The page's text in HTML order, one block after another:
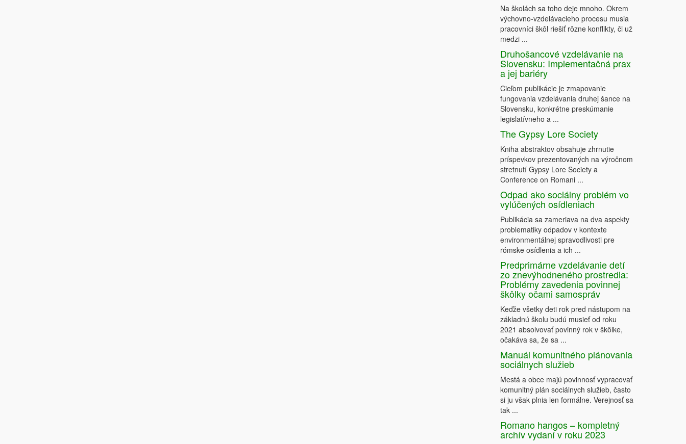
Na školách sa toho deje mnoho. Okrem
výchovno-vzdelávacieho procesu musia
pracovníci škôl riešiť rôzne konflikty, či už
medzi ...
Druhošancové vzdelávanie na
Slovensku: Implementačná prax
a jej bariéry
Cieľom publikácie je zmapovanie
fungovania vzdelávania druhej šance na
Slovensku, konkrétne preskúmanie
legislatívneho a ...
The Gypsy Lore Society
Kniha abstraktov obsahuje zhrnutie
príspevkov prezentovaných na výročnom
stretnutí Gypsy Lore Society a
Conference on Romani ...
Odpad ako sociálny problém vo
vylúčených osídleniach
Publikácia sa zameriava na dva aspekty
problematiky odpadov v kontexte
environmentálnej spravodlivosti pre
rómske osídlenia a ich ...
Predprimárne vzdelávanie detí
zo znevýhodneného prostredia:
Problémy zavedenia povinnej
škôlky očami samospráv
Keďže všetky deti rok pred nástupom na
základnú školu budú musieť od roku
2021 absolvovať povinný rok v škôlke,
očakáva sa, že sa ...
Manuál komunitného plánovania
sociálnych služieb
Mestá a obce majú povinnosť vypracovať
komunitný plán sociálnych služieb, často
si ju však plnia len formálne. Verejnosť sa
tak ...
Romano hangos – kompletný
archív vydaní v roku 2023